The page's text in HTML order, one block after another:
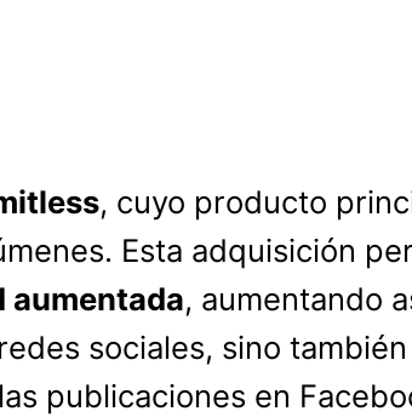
, cuyo producto
Esta adquisición
aumentada, aumentando
sociales, sino
publicaciones en